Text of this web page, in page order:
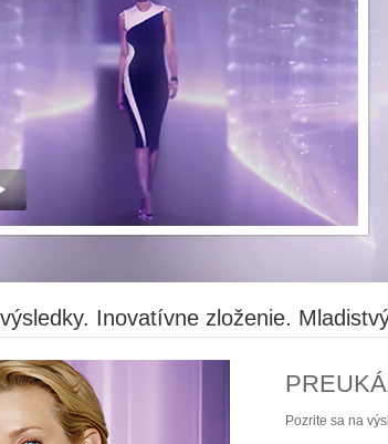
Inovatívne zloženie.
Pozrite sa na